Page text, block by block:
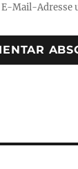
E-Mail-Adresse